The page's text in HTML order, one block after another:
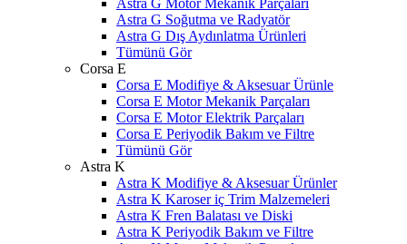
Astra G Motor Mekanik Parçaları
Astra G Soğutma ve Radyatör
Astra G Dış Aydınlatma Ürünleri
Tümünü Gör
Corsa E
Corsa E Modifiye & Aksesuar Ürünle
Corsa E Motor Mekanik Parçaları
Corsa E Motor Elektrik Parçaları
Corsa E Periyodik Bakım ve Filtre
Tümünü Gör
Astra K
Astra K Modifiye & Aksesuar Ürünler
Astra K Karoser iç Trim Malzemeleri
Astra K Fren Balatası ve Diski
Astra K Periyodik Bakım ve Filtre